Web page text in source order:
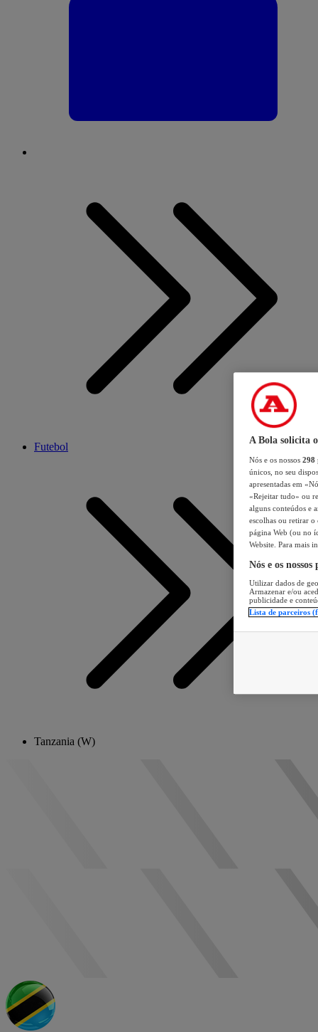
Futebol
Tanzania (W)
A Bola solicita
Nós e os nossos 298
únicos, no seu
apresentadas em
«Rejeitar tudo» ou
alguns conteúdos e
escolhas ou retirar
página Web (ou no
Website. Para mais
Nós e os
Utilizar dados de
Armazenar e/ou
publicidade e
Lista de parceiros